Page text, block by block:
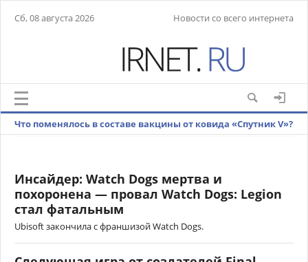
Сб, 08 августа 2026 Новости со всего интернета
Что поменялось в составе вакцины от ковида «Спутник V»?
Инсайдер: Watch Dogs мертва и
похоронена — провал Watch Dogs: Legion
стал фатальным
Ubisoft закончила с франшизой Watch Dogs.